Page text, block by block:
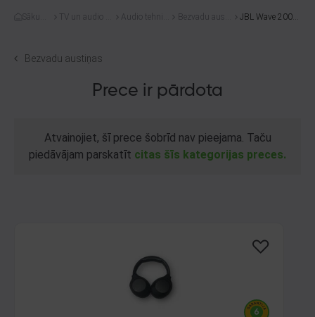
Sākum
TV un audio te
Audio tehnik
Bezvadu austi
JBL Wave 200t
Bezvadu austiņas
Prece ir pārdota
Atvainojiet, šī prece šobrīd nav pieejama. Taču
piedāvājam parskatīt citas šīs kategorijas preces.